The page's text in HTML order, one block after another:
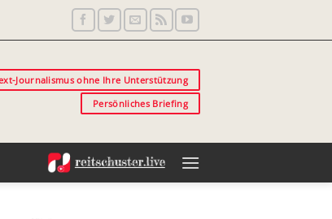
Journalismus ohne Ihre Unterstützung
Persönliches Briefing